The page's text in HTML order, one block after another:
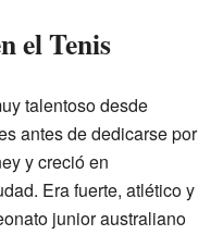
el Tenis
talentoso desde
antes de dedicarse por
y creció en
Era fuerte, atlético y
junior australiano